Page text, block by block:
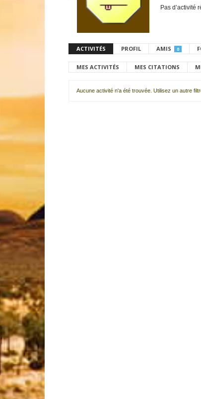
Pas d’activité
ACTIVITÉS PROFIL AMIS 0
MES ACTIVITÉS MES CITATIONS
Aucune activité n'a été trouvée. Utilisez un autre